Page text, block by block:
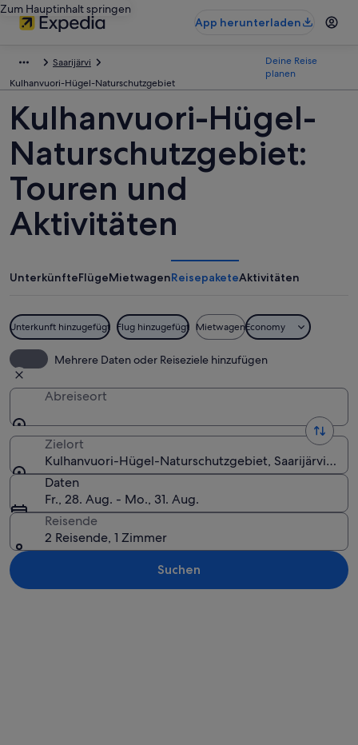
Zum Hauptinhalt springen
App herunterladen
Saarijärvi
Kulhanvuori-Hügel-Naturschutzgebiet
Deine Reise
planen
Kulhanvuori-Hügel-
Naturschutzgebiet:
Touren und
Aktivitäten
UnterkünfteFlügeMietwagenReisepaketeAktivitäten
Unterkunft hinzugefügt Flug hinzugefügt MietwagenEconomy
Mehrere Daten oder Reiseziele hinzufügen
Abreiseort
Zielort
Kulhanvuori-Hügel-Naturschutzgebiet, Saarijärvi,
Daten
Fr., 28. Aug. - Mo., 31. Aug.
Reisende
2 Reisende, 1 Zimmer
Suchen